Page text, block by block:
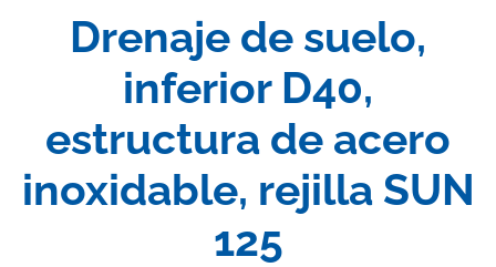
Drenaje de suelo,
inferior D40,
estructura de acero
inoxidable, rejilla SUN
125